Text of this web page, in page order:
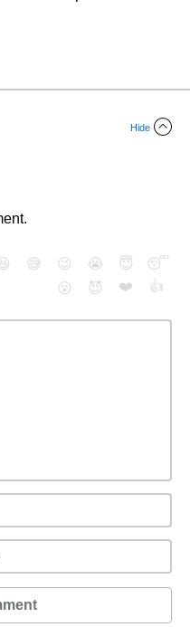
Hide
😅 😉 😭 😇
😴
😮
😈 ❤️ 👍